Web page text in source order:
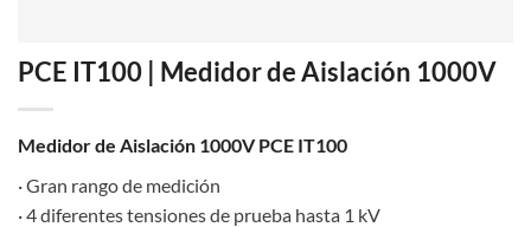
PCE IT100 | Medidor de Aislación 1000V
Medidor de Aislación 1000V PCE IT100
· Gran rango de medición
· 4 diferentes tensiones de prueba hasta 1 kV